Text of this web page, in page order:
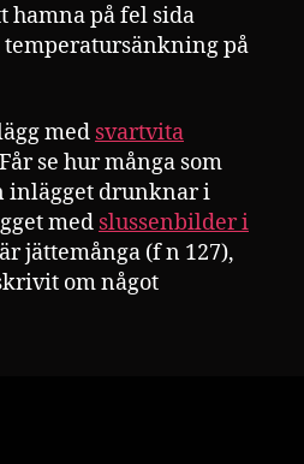
hamna på fel sida
på
med svartvita
se hur många som
inlägget drunknar i
med slussenbilder i
jättemånga (f n 127),
om något